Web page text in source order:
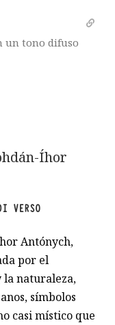
un tono difuso
Íhor
VERSO
Antónych,
por el
la naturaleza,
símbolos
casi místico que